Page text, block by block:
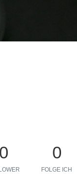
0 0
FOLGE ICH